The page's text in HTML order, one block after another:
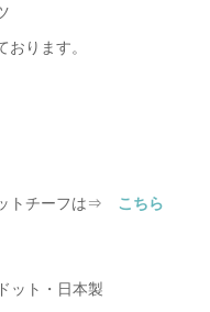
ります。
トチーフは⇒ こちら
ット・日本製